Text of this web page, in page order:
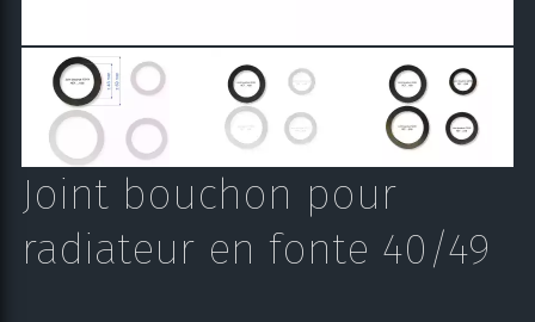
Joint bouchon pour
radiateur en fonte 40/49